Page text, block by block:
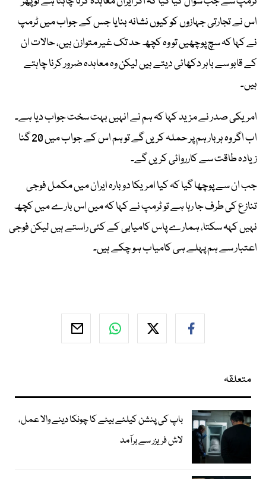
اس نے تجارتی جہازوں کو کیوں نشانہ بنایا جس کے جواب میں ٹرمپ
نے کہا کہ سچ پوچھیں تو وہ کچھ حد تک غیر متوازن ہیں، حالات ان
کے قابو سے باہر دکھائی دیتے ہیں لیکن وہ معاہدہ ضرور کرنا چاہتے
ہیں۔
امریکی صدر نے مزید کہا کہ ہم نے انہیں بہت سخت جواب دیا ہے۔
اب اگر وہ ہر بار ہم پر حملہ کریں گے تو ہم اس کے جواب میں 20 گنا
زیادہ طاقت سے کارروائی کریں گے۔
جب ان سے پوچھا گیا کہ کیا امریکا دوبارہ ایران میں مکمل فوجی
تنازع کی طرف جا رہا ہے تو ٹرمپ نے کہا کہ میں اس بارے میں کچھ
نہیں کہہ سکتا، ہمارے پاس کامیابی کے کئی راستے ہیں لیکن فوجی
اعتبار سے ہم پہلے ہی کامیاب ہو چکے ہیں۔
متعلقہ
باپ کی پنشن کیلئے بیٹے کا چونکا دینے والا عمل،
لاش فریزر سے برآمد